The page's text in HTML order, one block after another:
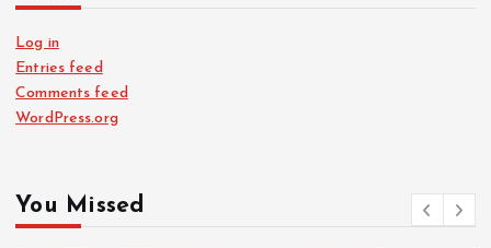
Log in
Entries feed
Comments feed
WordPress.org
You Missed